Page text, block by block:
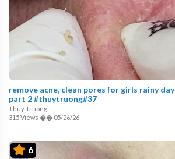
remove acne, clean pores for girls rainy day
part 2 #thuytruong#37
Thuy Truong
315 Views �� 05/26/26
6